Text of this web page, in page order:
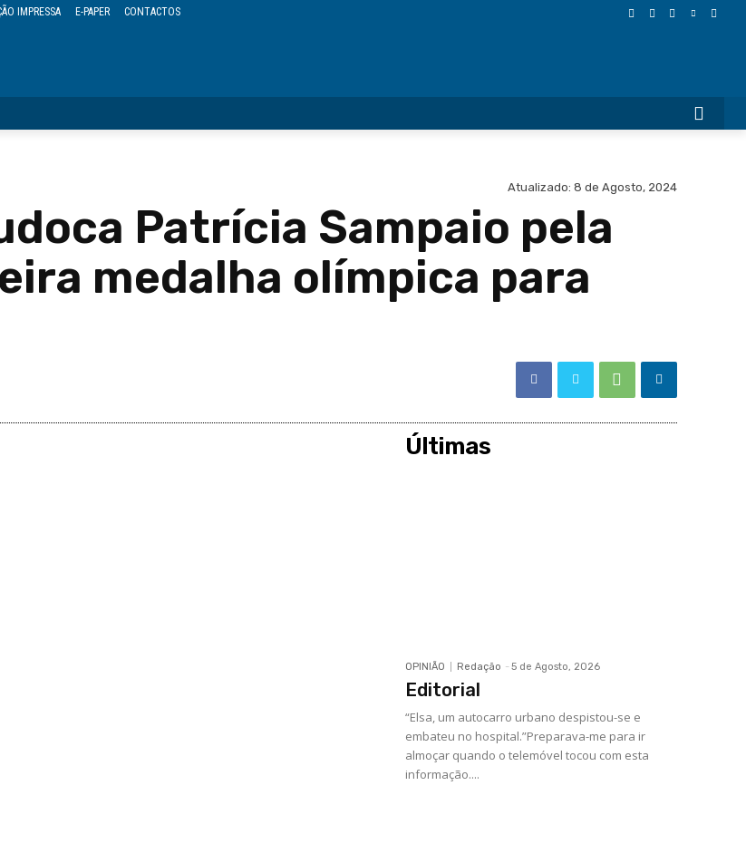
IMPRESSA E-PAPER CONTACTOS
Atualizado: 8 de Agosto, 2024
Patrícia Sampaio pela
medalha olímpica para
Últimas
OPINIÃO Redação - 5 de Agosto, 2026
Editorial
“Elsa, um autocarro urbano despistou-se e
embateu no hospital.”Preparava-me para ir
almoçar quando o telemóvel tocou com esta
informação....